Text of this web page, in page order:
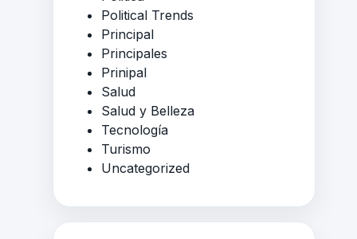
Political Trends
Principal
Principales
Prinipal
Salud
Salud y Belleza
Tecnología
Turismo
Uncategorized